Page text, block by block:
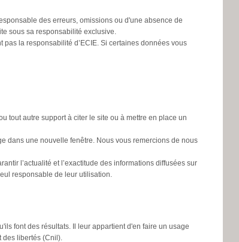
des erreurs, omissions ou d'une absence de
sous sa responsabilité exclusive.
la responsabilité d’ECIE. Si certaines données vous
tout autre support à citer le site ou à mettre en place un
dans une nouvelle fenêtre. Nous vous remercions de nous
l’actualité et l’exactitude des informations diffusées sur
responsable de leur utilisation.
font des résultats. Il leur appartient d'en faire un usage
des libertés (Cnil).